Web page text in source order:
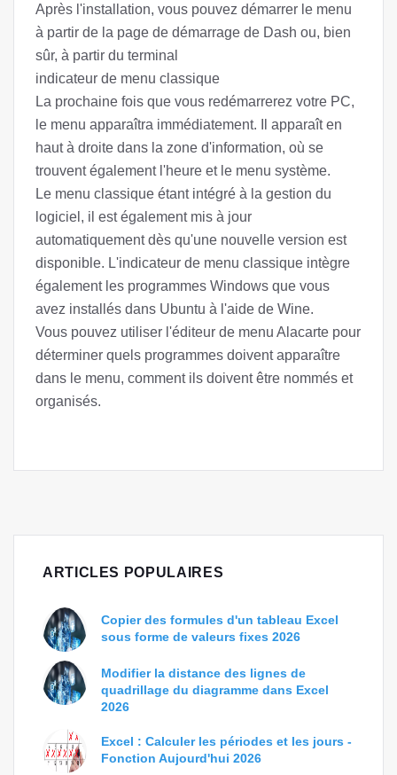
Après l'installation, vous pouvez démarrer le menu
à partir de la page de démarrage de Dash ou, bien
sûr, à partir du terminal
indicateur de menu classique
La prochaine fois que vous redémarrerez votre PC,
le menu apparaîtra immédiatement. Il apparaît en
haut à droite dans la zone d'information, où se
trouvent également l'heure et le menu système.
Le menu classique étant intégré à la gestion du
logiciel, il est également mis à jour
automatiquement dès qu'une nouvelle version est
disponible. L'indicateur de menu classique intègre
également les programmes Windows que vous
avez installés dans Ubuntu à l'aide de Wine.
Vous pouvez utiliser l'éditeur de menu Alacarte pour
déterminer quels programmes doivent apparaître
dans le menu, comment ils doivent être nommés et
organisés.
ARTICLES POPULAIRES
Copier des formules d'un tableau Excel
sous forme de valeurs fixes 2026
Modifier la distance des lignes de
quadrillage du diagramme dans Excel
2026
Excel : Calculer les périodes et les jours -
Fonction Aujourd'hui 2026